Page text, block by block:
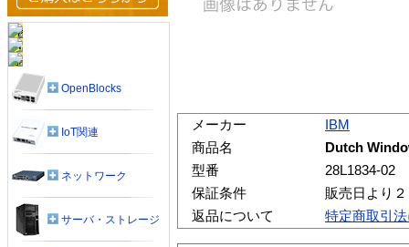
メーカー
IBM
商品名
Dutch
型番
28L1834-02
保証条件
販売日より
返品について
特定商取引
OpenBlocks
IoT関連
ネットワーク
サーバ・ストレージ